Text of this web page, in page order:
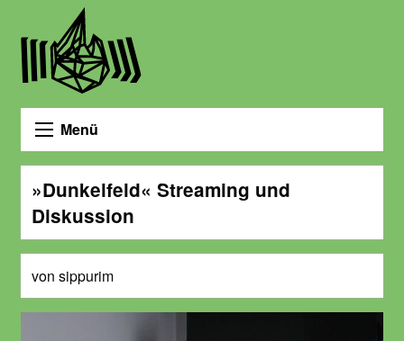
Menü
»Dunkelfeld« Streaming und
Diskussion
von sippurim